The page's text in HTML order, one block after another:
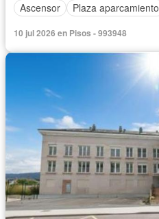
Ascensor
Plaza aparcamiento
10 jul 2026 en Pisos - 993948